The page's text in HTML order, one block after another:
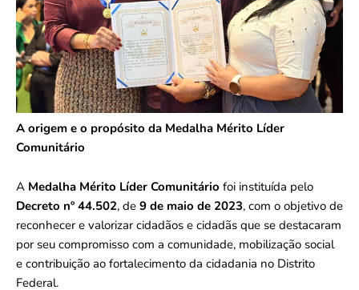
A origem e o propósito da Medalha Mérito Líder
Comunitário
A Medalha Mérito Líder Comunitário foi instituída pelo
Decreto nº 44.502, de 9 de maio de 2023, com o objetivo de
reconhecer e valorizar cidadãos e cidadãs que se destacaram
por seu compromisso com a comunidade, mobilização social
e contribuição ao fortalecimento da cidadania no Distrito
Federal.